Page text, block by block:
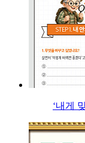
‘내게